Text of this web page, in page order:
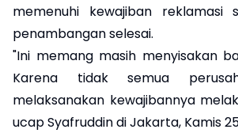
memenuhi kewajiban reklamasi
penambangan selesai.
"Ini memang masih menyisakan
Karena tidak semua
melaksanakan kewajibannya
ucap Syafruddin di Jakarta, Kamis